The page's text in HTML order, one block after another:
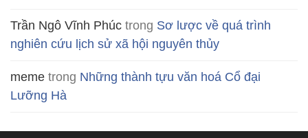
Trần Ngô Vĩnh Phúc trong Sơ lược về quá trình
nghiên cứu lịch sử xã hội nguyên thủy
meme trong Những thành tựu văn hoá Cổ đại
Lưỡng Hà